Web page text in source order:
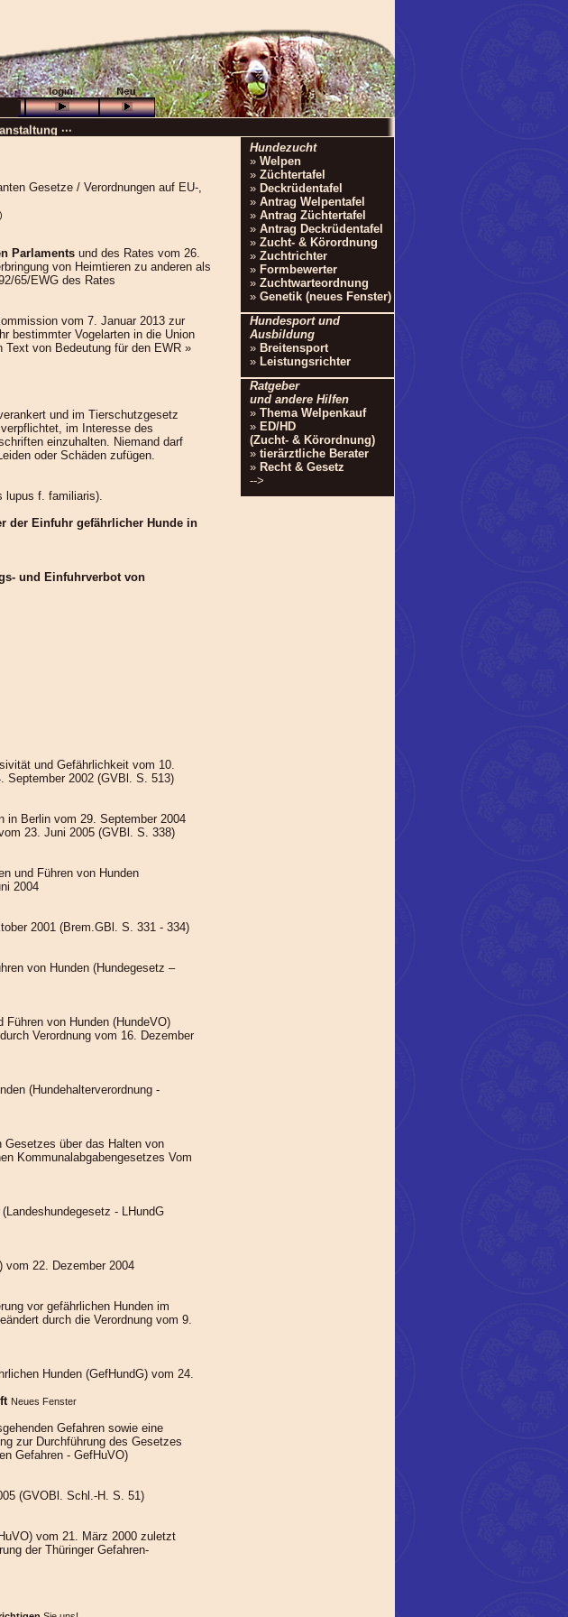
Gesetze / Verordnungen auf EU-,
Parlaments und des Rates vom 26.
von Heimtieren zu anderen als
65/EWG des Rates
vom 7. Januar 2013 zur
bestimmter Vogelarten in die Union
Text von Bedeutung für den EWR »
und im Tierschutzgesetz
im Interesse des
einzuhalten. Niemand darf
oder Schäden zufügen.
lupus f. familiaris).
der Einfuhr gefährlicher Hunde in
und Einfuhrverbot von
und Gefährlichkeit vom 10.
September 2002 (GVBl. S. 513)
in Berlin vom 29. September 2004
23. Juni 2005 (GVBl. S. 338)
und Führen von Hunden
2004
2001 (Brem.GBl. S. 331 - 334)
von Hunden (Hundegesetz –
Führen von Hunden (HundeVO)
Verordnung vom 16. Dezember
(Hundehalterverordnung -
über das Halten von
Kommunalabgabengesetzes Vom
- LHundG
vom 22. Dezember 2004
vor gefährlichen Hunden im
durch die Verordnung vom 9.
Hunden (GefHundG) vom 24.
Neues Fenster
Gefahren sowie eine
zur Durchführung des Gesetzes
Gefahren - GefHuVO)
(GVOBl. Schl.-H. S. 51)
vom 21. März 2000 zuletzt
der Thüringer Gefahren-
Hundezucht
» Welpen
» Züchtertafel
» Deckrüdentafel
» Antrag Welpentafel
» Antrag Züchtertafel
» Antrag Deckrüdentafel
» Zucht- & Körordnung
» Zuchtrichter
» Formbewerter
» Zuchtwarteordnung
» Genetik (neues Fenster)
Hundesport und
Ausbildung
» Breitensport
» Leistungsrichter
Ratgeber
und andere Hilfen
» Thema Welpenkauf
» ED/HD
(Zucht- & Körordnung)
» tierärztliche Berater
» Recht & Gesetz
-->
···
···